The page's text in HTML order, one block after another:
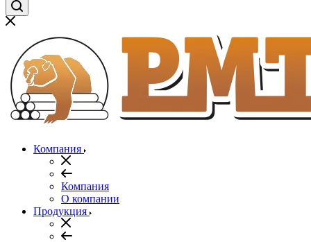
Компания
Компания
О компании
Продукция